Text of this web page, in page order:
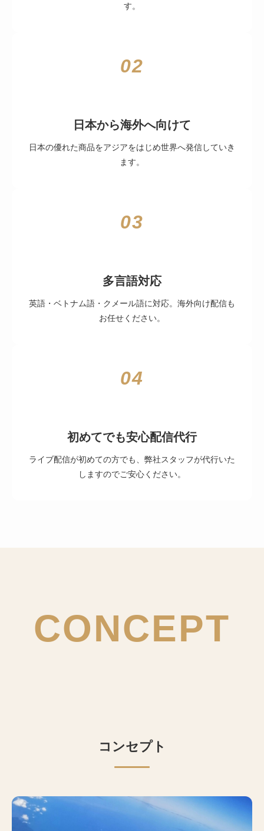
す。
02
日本から海外へ向けて
日本の優れた商品をアジアをはじめ世界へ発信していき
ます。
03
多言語対応
英語・ベトナム語・クメール語に対応。海外向け配信も
お任せください。
04
初めてでも安心配信代行
ライブ配信が初めての方でも、弊社スタッフが代行いた
しますのでご安心ください。
CONCEPT
コンセプト